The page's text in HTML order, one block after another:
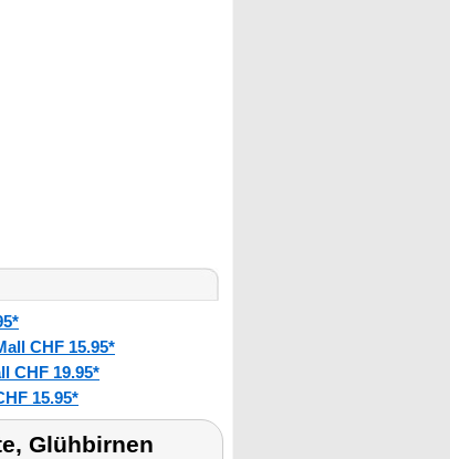
CHF 15.95*
CHF 19.95*
15.95*
Glühbirnen